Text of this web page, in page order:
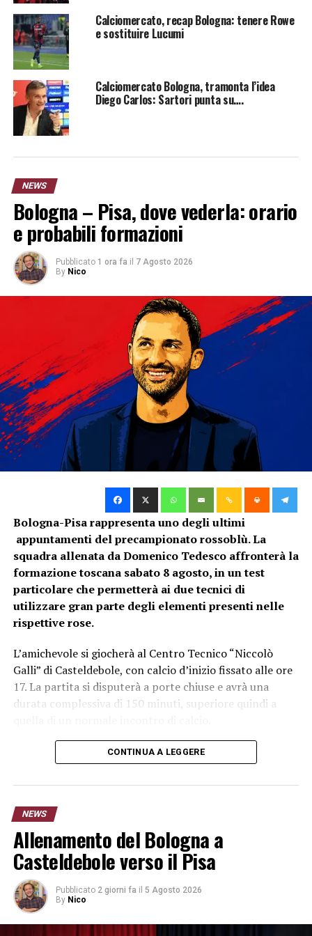
Gian Nicola Cremonini
Calciomercato, recap Bologna: tenere Rowe
e sostituire Lucumi
Calciomercato Bologna, tramonta l’idea
Diego Carlos: Sartori punta su….
NEWS
Bologna – Pisa, dove vederla: orario
e probabili formazioni
Pubblicato 1 ora fa il 7 Agosto 2026
By Nico
Bologna-Pisa rappresenta uno degli ultimi
appuntamenti del precampionato rossoblù. La
squadra allenata da Domenico Tedesco affronterà la
formazione toscana sabato 8 agosto, in un test
particolare che permetterà ai due tecnici di
utilizzare gran parte degli elementi presenti nelle
rispettive rose.
L’amichevole si giocherà al Centro Tecnico “Niccolò
Galli” di Casteldebole, con calcio d’inizio fissato alle ore
17. La partita si disputerà a porte chiuse e avrà una
durata complessiva di 150 minuti, superiore quindi a
Bologna – Pisa: data, orario e luogo
Ecco le informazioni principali sull’amichevole:
Partita: Bologna-Pisa
Data:sabato 8 agosto 2026
Orario:17:00
Luogo:Centro Tecnico “Niccolò Galli” di Casteldebole
Durata:
150 minuti
Accesso al pubblico:
partita a porte chiuse
La formula scelta consentirà a Domenico Tedesco e
CONTINUA A LEGGERE
NEWS
Allenamento del Bologna a
Casteldebole verso il Pisa
Pubblicato 2 giorni fa il 5 Agosto 2026
By Nico